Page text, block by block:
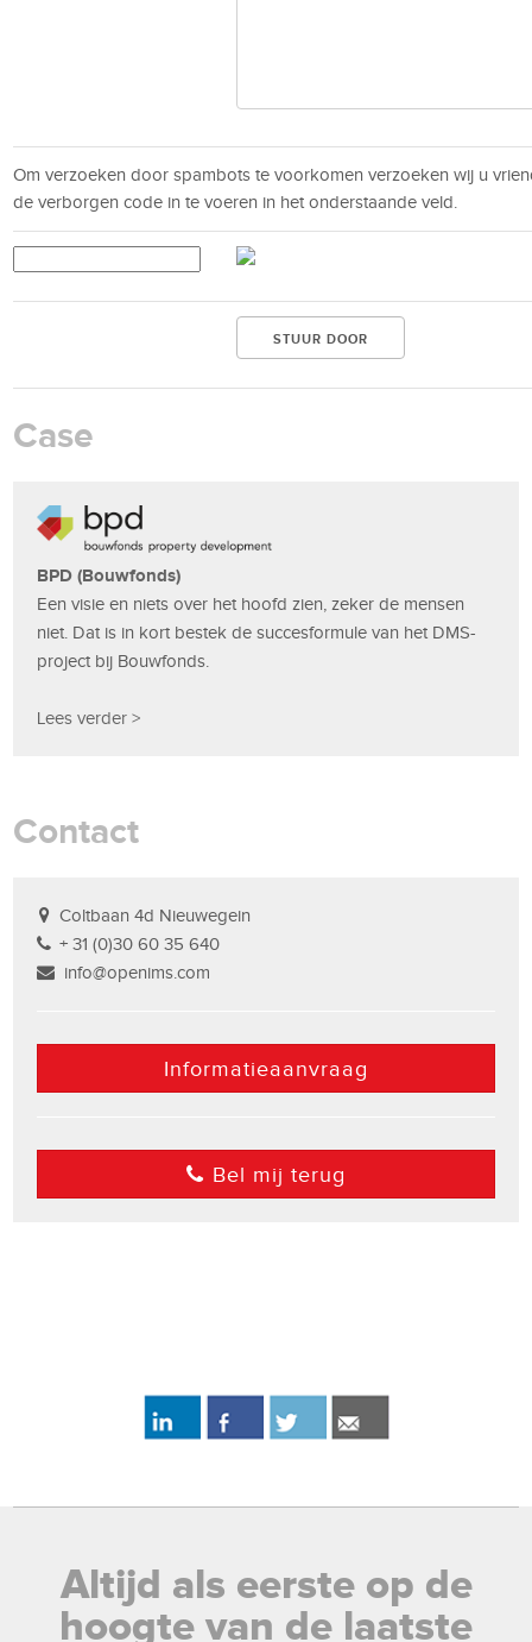
Om verzoeken door spambots te voorkomen verzoeken wij u
de verborgen code in te voeren in het onderstaande veld.
Case
BPD (Bouwfonds)
Een visie en niets over het hoofd zien, zeker de mensen
niet. Dat is in kort bestek de succesformule van het DMS-
project bij Bouwfonds.
Lees verder >
Contact
Coltbaan 4d Nieuwegein
+ 31 (0)30 60 35 640
info@openims.com
Informatieaanvraag
Bel mij terug
Altijd als eerste op de
hoogte van de laatste